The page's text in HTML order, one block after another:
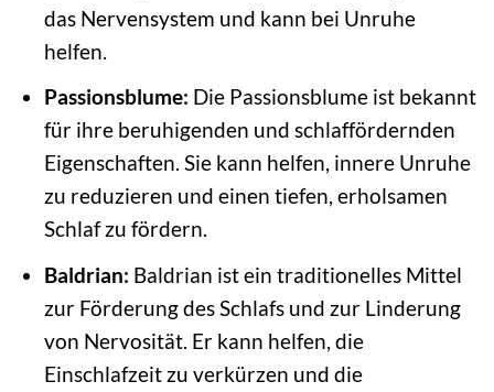
das Nervensystem und kann bei Unruhe
helfen.
Passionsblume: Die Passionsblume ist bekannt
für ihre beruhigenden und schlaffördernden
Eigenschaften. Sie kann helfen, innere Unruhe
zu reduzieren und einen tiefen, erholsamen
Schlaf zu fördern.
Baldrian: Baldrian ist ein traditionelles Mittel
zur Förderung des Schlafs und zur Linderung
von Nervosität. Er kann helfen, die
Einschlafzeit zu verkürzen und die